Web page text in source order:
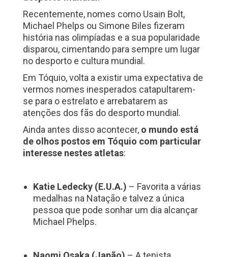
Recentemente, nomes como Usain Bolt,
Michael Phelps ou Simone Biles fizeram
história nas olimpíadas e a sua popularidade
disparou, cimentando para sempre um lugar
no desporto e cultura mundial.
Em Tóquio, volta a existir uma expectativa de
vermos nomes inesperados catapultarem-
se para o estrelato e arrebatarem as
atenções dos fãs do desporto mundial.
Ainda antes disso acontecer, o mundo está
de olhos postos em Tóquio com particular
interesse nestes atletas:
Katie Ledecky (E.U.A.) – Favorita a várias
medalhas na Natação e talvez a única
pessoa que pode sonhar um dia alcançar
Michael Phelps.